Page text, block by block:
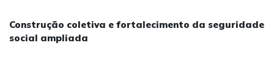
Construção coletiva e fortalecimento da seguridade
social ampliada